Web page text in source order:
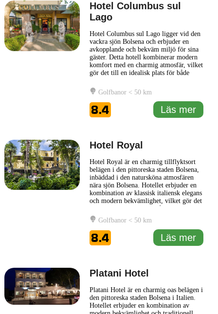
Hotel Columbus sul
Lago
Hotel Columbus sul Lago ligger vid den
vackra sjön Bolsena och erbjuder en
avkopplande och bekväm miljö för sina
gäster. Detta hotell kombinerar modern
komfort med en charmig atmosfär, vilket
gör det till en idealisk plats för både
Hotellet har en varierad restaurang som
serverar läckra lokala rätter, vilket ger
gästerna möjlighet att njuta av det
italienska kökets
... Läs mer
Golfbanor < 50 km
8.4 Läs mer
Hotel Royal
Hotel Royal är en charmig tillflyktsort
belägen i den pittoreska staden Bolsena,
inbäddad i den natursköna atmosfären
nära sjön Bolsena. Hotellet erbjuder en
kombination av klassisk italiensk elegans
och modern bekvämlighet, vilket gör det
semesterfirare och affärsresenärer.
Rummen på Hotel Royal är inrett med
omsorg och har alla nödvändiga
faciliteter för en avkopplande... Läs mer
Golfbanor < 50 km
8.4 Läs mer
Platani Hotel
Platani Hotel är en charmig oas belägen i
den pittoreska staden Bolsena i Italien.
Hotellet erbjuder en kombination av